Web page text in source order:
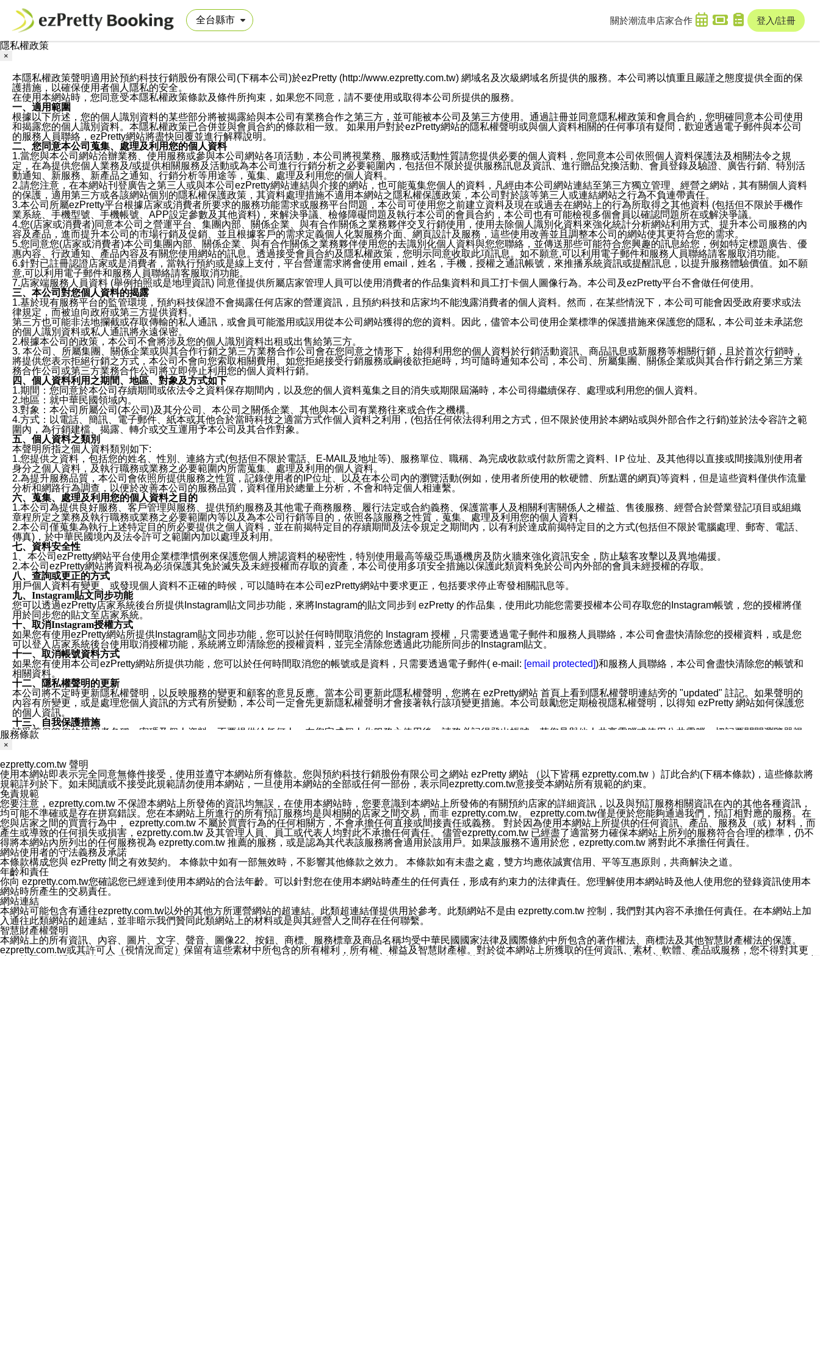
關於潮流串 店家合作 登入/註冊
隱私權政策
×
本隱私權政策聲明適用於預約科技行銷股份有限公司(下稱本公司)於ezPretty (http://www.ezpretty.com.tw) 網域名及次級網域名所提供的服務。本公司將以慎重且嚴謹之態度提供全面的保
護措施，以確保使用者個人隱私的安全。
在使用本網站時，您同意受本隱私權政策條款及條件所拘束，如果您不同意，請不要使用或取得本公司所提供的服務。
一、適用範圍
根據以下所述，您的個人識別資料的某些部分將被揭露給與本公司有業務合作之第三方，並可能被本公司及第三方使用。通過註冊並同意隱私權政策和會員合約，您明確同意本公司使用
和揭露您的個人識別資料。本隱私權政策已合併並與會員合約的條款相一致。 如果用戶對於ezPretty網站的隱私權聲明或與個人資料相關的任何事項有疑問，歡迎透過電子郵件與本公司
的服務人員聯絡，ezPretty網站將盡快回覆並進行解釋說明。
二、您同意本公司蒐集、處理及利用您的個人資料
1.當您與本公司網站洽辦業務、使用服務或參與本公司網站各項活動，本公司將視業務、服務或活動性質請您提供必要的個人資料，您同意本公司依照個人資料保護法及相關法令之規
定，在為提供您個人業務及/或提供相關服務及活動或為本公司進行行銷分析之必要範圍內，包括但不限於提供服務訊息及資訊、進行贈品兌換活動、會員登錄及驗證、廣告行銷、特別活
動通知、新服務、新產品之通知、行銷分析等用途等，蒐集、處理及利用您的個人資料。
2.請您注意，在本網站刊登廣告之第三人或與本公司ezPretty網站連結與介接的網站，也可能蒐集您個人的資料，凡經由本公司網站連結至第三方獨立管理、經營之網站，其有關個人資料
的保護，適用第三方或各該網站個別的隱私權保護政策，其資料處理措施不適用本網站之隱私權保護政策，本公司對於該等第三人或連結網站之行為不負連帶責任。
3.本公司所屬ezPretty平台根據店家或消費者所要求的服務功能需求或服務平台問題，本公司可使用您之前建立資料及現在或過去在網站上的行為所取得之其他資料 (包括但不限於手機作
業系統、手機型號、手機帳號、APP設定參數及其他資料)，來解決爭議、檢修障礙問題及執行本公司的會員合約，本公司也有可能檢視多個會員以確認問題所在或解決爭議。
4.您(店家或消費者)同意本公司之營運平台、集團內部、關係企業、與有合作關係之業務夥伴交叉行銷使用，使用去除個人識別化資料來強化統計分析網站利用方式、提升本公司服務的內
容及產品，進而提升本公司的市場行銷及促銷、並且根據客戶的需求定義個人化製服務介面、網頁設計及服務，這些使用改善並且調整本公司的網站使其更符合您的需求。
5.您同意您(店家或消費者)本公司集團內部、關係企業、與有合作關係之業務夥伴使用您的去識別化個人資料與您您聯絡，並傳送那些可能符合您興趣的訊息給您，例如特定標題廣告、優
惠內容、行政通知、產品內容及有關您使用網站的訊息。透過接受會員合約及隱私權政策，您明示同意收取此項訊息。如不願意,可以利用電子郵件和服務人員聯絡請客服取消功能。
6.針對已註冊認證店家或是消費者，當執行預約或是線上支付，平台營運需求將會使用 email，姓名，手機，授權之通訊帳號，來推播系統資訊或提醒訊息，以提升服務體驗價值。如不願
意,可以利用電子郵件和服務人員聯絡請客服取消功能。
7.店家端服務人員資料 (舉例拍照或是地理資訊) 同意僅提供所屬店家管理人員可以使用消費者的作品集資料和員工打卡個人圖像行為。本公司及ezPretty平台不會做任何使用。
三、本公司對您個人資料的揭露
1.基於現有服務平台的監管環境，預約科技保證不會揭露任何店家的營運資訊，且預約科技和店家均不能洩露消費者的個人資料。然而，在某些情況下，本公司可能會因受政府要求或法
律規定，而被迫向政府或第三方提供資料。
第三方也可能非法地攔截或存取傳輸的私人通訊，或會員可能濫用或誤用從本公司網站獲得的您的資料。因此，儘管本公司使用企業標準的保護措施來保護您的隱私，本公司並未承諾您
的個人識別資料或私人通訊將永遠保密。
2.根據本公司的政策，本公司不會將涉及您的個人識別資料出租或出售給第三方。
3. 本公司、所屬集團、關係企業或與其合作行銷之第三方業務合作公司會在您同意之情形下，始得利用您的個人資料於行銷活動資訊、商品訊息或新服務等相關行銷，且於首次行銷時，
將提供您表示拒絕行銷之方式，本公司不會向您索取相關費用。如您拒絕接受行銷服務或嗣後欲拒絕時，均可隨時通知本公司，本公司、所屬集團、關係企業或與其合作行銷之第三方業
務合作公司或第三方業務合作公司將立即停止利用您的個人資料行銷。
四、個人資料利用之期間、地區、對象及方式如下
1.期間：您同意於本公司存續期間或依法令之資料保存期間內，以及您的個人資料蒐集之目的消失或期限屆滿時，本公司得繼續保存、處理或利用您的個人資料。
2.地區：就中華民國領域內。
3.對象：本公司所屬公司(本公司)及其分公司、本公司之關係企業、其他與本公司有業務往來或合作之機構。
4.方式：以電話、簡訊、電子郵件、紙本或其他合於當時科技之適當方式作個人資料之利用，(包括任何依法得利用之方式，但不限於使用於本網站或與外部合作之行銷)並於法令容許之範
圍內，為行銷建檔、揭露、轉介或交互運用予本公司及其合作對象。
五、個人資料之類別
本聲明所指之個人資料類別如下:
1.您提供之資料，包括您的姓名、性別、連絡方式(包括但不限於電話、E-MAIL及地址等)、服務單位、職稱、為完成收款或付款所需之資料、IＰ位址、及其他得以直接或間接識別使用者
身分之個人資料，及執行職務或業務之必要範圍內所需蒐集、處理及利用的個人資料。
2.為提升服務品質，本公司會依照所提供服務之性質，記錄使用者的IP位址、以及在本公司內的瀏覽活動(例如，使用者所使用的軟硬體、所點選的網頁)等資料，但是這些資料僅供作流量
分析和網路行為調查，以便於改善本公司的服務品質，資料僅用於總量上分析，不會和特定個人相連繫。
六、蒐集、處理及利用您的個人資料之目的
1.本公司為提供良好服務、客戶管理與服務、提供預約服務及其他電子商務服務、履行法定或合約義務、保護當事人及相關利害關係人之權益、售後服務、經營合於營業登記項目或組織
章程所定之業務及執行職務或業務之必要範圍內等以及為本公司行銷等目的，依照各該服務之性質，蒐集、處理及利用您的個人資料。
2.本公司僅蒐集為執行上述特定目的所必要提供之個人資料，並在前揭特定目的存續期間及法令規定之期間內，以有利於達成前揭特定目的之方式(包括但不限於電腦處理、郵寄、電話、
傳真)，於中華民國境內及法令許可之範圍內加以處理及利用。
七、資料安全性
1、本公司ezPretty網站平台使用企業標準慣例來保護您個人辨認資料的秘密性，特別使用最高等級亞馬遜機房及防火牆來強化資訊安全，防止駭客攻擊以及異地備援。
2.本公司ezPretty網站將資料視為必須保護其免於滅失及未經授權而存取的資產，本公司使用多項安全措施以保護此類資料免於公司內外部的會員未經授權的存取。
八、查詢或更正的方式
用戶個人資料有變更、或發現個人資料不正確的時候，可以隨時在本公司ezPretty網站中要求更正，包括要求停止寄發相關訊息等。
九、Instagram貼文同步功能
您可以透過ezPretty店家系統後台所提供Instagram貼文同步功能，來將Instagram的貼文同步到 ezPretty 的作品集，使用此功能您需要授權本公司存取您的Instagram帳號，您的授權將僅
用於同步您的貼文至店家系統。
十、取消Instagram授權方式
如果您有使用ezPretty網站所提供Instagram貼文同步功能，您可以於任何時間取消您的 Instagram 授權，只需要透過電子郵件和服務人員聯絡，本公司會盡快清除您的授權資料，或是您
可以登入店家系統後台使用取消授權功能，系統將立即清除您的授權資料，並完全清除您透過此功能所同步的Instagram貼文。
十一、取消帳號資料方式
如果您有使用本公司ezPretty網站所提供功能，您可以於任何時間取消您的帳號或是資料，只需要透過電子郵件( e-mail: [email protected])和服務人員聯絡，本公司會盡快清除您的帳號和
相關資料。
十二、隱私權聲明的更新
本公司將不定時更新隱私權聲明，以反映服務的變更和顧客的意見反應。當本公司更新此隱私權聲明，您將在 ezPretty網站 首頁上看到隱私權聲明連結旁的 "updated" 註記。如果聲明的
內容有所變更，或是處理您個人資訊的方式有所變動，本公司一定會先更新隱私權聲明才會接著執行該項變更措施。本公司鼓勵您定期檢視隱私權聲明，以得知 ezPretty 網站如何保護您
的個人資訊。
十三、自我保護措施
請妥善保管您的使用者名稱、密碼及個人資料，不要提供給任何人。在您完成個人化服務之使用後，請務必記得登出帳號。若您是與他人共享電腦或使用公共電腦，切記要關閉瀏覽器視
窗，以防止他人讀取您的個人資料、信件或進入所機關管理區。
您同意本公司網站，透過您所提供的郵件地址與您取得聯絡並傳送或宣傳本網站各項服務之資料或電子郵件供您參考。您能依照該資料或電子郵件所指示之方法、說明或功能連結，隨時
停止接收這些資料或電子郵件。
十五、訊息通知
本公司/本服務將以通知型訊息傳送重要訊息給您。即使未加入本公司/本服務好友，您仍可接收到通知型訊息。
本公司/本服務傳送之通知型訊息以對您有效且重要的訊息為限，以廣告或其他目的的訊息皆不會被傳送。滿足以下三個條件者，將可收到通知型訊息。
1.LINE 帳號設定的電話號碼與本公司/本服務所傳來的電話號碼比對相符。
2.該 LINE 帳號已在 LINE APP 設定中，同意接收通知型訊息。
3.LINE 帳號未封鎖傳送訊息之 LINE 官方帳號。
欲變更通知型訊息的設定，操作如下：
1.點選「主頁」＞「設定」
2.點選「隱私設定」
3.點選「提供使用資料」
4.點選「LINE通知型訊息」
5.開關「接收LINE通知型訊息」
❗️關閉「接收通知型訊息」後，將不會接收到來自任何企業官方帳號或認證官方帳號的通知型訊息。
服務條款
×
ezpretty.com.tw 聲明
使用本網站即表示完全同意無條件接受，使用並遵守本網站所有條款。您與預約科技行銷股份有限公司之網站 ezPretty 網站 （以下皆稱 ezpretty.com.tw ）訂此合約(下稱本條款)，這些條款將
規範詳列於下。如未閱讀或不接受此規範請勿使用本網站，一旦使用本網站的全部或任何一部份，表示同ezpretty.com.tw意接受本網站所有規範的約束。
免責規範
您要注意，ezpretty.com.tw 不保證本網站上所發佈的資訊均無誤，在使用本網站時，您要意識到本網站上所發佈的有關預約店家的詳細資訊，以及與預訂服務相關資訊在內的其他各種資訊，
均可能不準確或是存在拼寫錯誤。您在本網站上所進行的所有預訂服務均是與相關的店家之間交易，而非 ezpretty.com.tw。 ezpretty.com.tw僅是便於您能夠通過我們，預訂相對應的服務。在
您與店家之間的買賣行為中， ezpretty.com.tw 不屬於買賣行為的任何相關方，不會承擔任何直接或間接責任或義務。 對於因為使用本網站上所提供的任何資訊、產品、服務及（或）材料，而
產生或導致的任何損失或損害，ezpretty.com.tw 及其管理人員、員工或代表人均對此不承擔任何責任。 儘管ezpretty.com.tw 已經盡了適當努力確保本網站上所列的服務符合合理的標準，仍不
得將本網站內所列出的任何服務視為 ezpretty.com.tw 推薦的服務，或是認為其代表該服務將會適用於該用戶。如果該服務不適用於您，ezpretty.com.tw 將對此不承擔任何責任。
網站使用者的守法義務及承諾
本條款構成您與 ezPretty 間之有效契約。 本條款中如有一部無效時，不影響其他條款之效力。 本條款如有未盡之處，雙方均應依誠實信用、平等互惠原則，共商解決之道。
年齡和責任
你向 ezpretty.com.tw您確認您已經達到使用本網站的合法年齡。可以針對您在使用本網站時產生的任何責任，形成有約束力的法律責任。您理解使用本網站時及他人使用您的登錄資訊使用本
網站時所產生的交易責任。
網站連結
本網站可能包含有通往ezpretty.com.tw以外的其他方所運營網站的超連結。此類超連結僅提供用於參考。此類網站不是由 ezpretty.com.tw 控制，我們對其內容不承擔任何責任。在本網站上加
入通往此類網站的超連結，並非暗示我們贊同此類網站上的材料或是與其經營人之間存在任何聯繫。
智慧財產權聲明
本網站上的所有資訊、內容、圖片、文字、聲音、圖像22、按鈕、商標、服務標章及商品名稱均受中華民國國家法律及國際條約中所包含的著作權法、商標法及其他智慧財產權法的保護。
ezpretty.com.tw或其許可人（視情況而定）保留有這些素材中所包含的所有權利，所有權、權益及智慧財產權。對於從本網站上所獲取的任何資訊、素材、軟體、產品或服務，您不得對其更